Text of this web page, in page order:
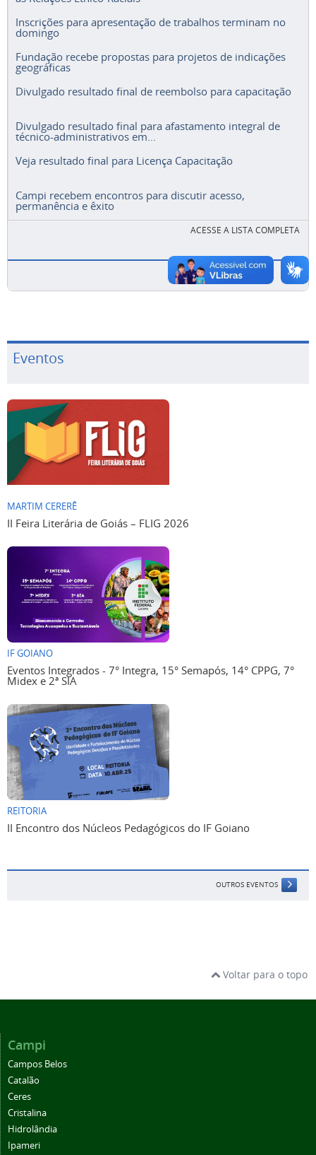
Inscrições para apresentação de trabalhos terminam no
domingo
Fundação recebe propostas para projetos de indicações
geográficas
Divulgado resultado final de reembolso para capacitação
Divulgado resultado final para afastamento integral de
técnico-administrativos em...
Veja resultado final para Licença Capacitação
Campi recebem encontros para discutir acesso,
permanência e êxito
ACESSE A LISTA COMPLETA
Eventos
MARTIM CERERÊ
II Feira Literária de Goiás – FLIG 2026
IF GOIANO
Eventos Integrados - 7° Integra, 15° Semapós, 14° CPPG, 7°
Midex e 2ª SIA
REITORIA
II Encontro dos Núcleos Pedagógicos do IF Goiano
OUTROS EVENTOS
Voltar para o topo
Campi
Campos Belos
Catalão
Ceres
Cristalina
Hidrolândia
Ipameri